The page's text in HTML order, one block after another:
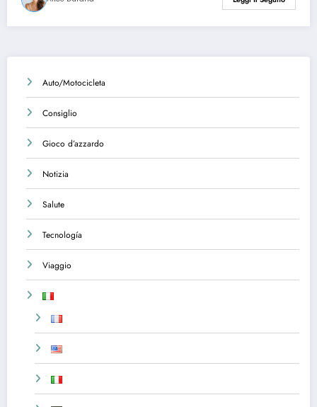
Auto/Motocicleta
Consiglio
Gioco d’azzardo
Notizia
Salute
Tecnología
Viaggio